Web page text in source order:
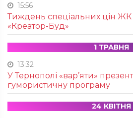
15:56
Тиждень спеціальних цін ЖК
«Креатор-Буд»
1 ТРАВНЯ
13:32
У Тернополі «вар’яти»
гумористичну програму
24 КВІТНЯ